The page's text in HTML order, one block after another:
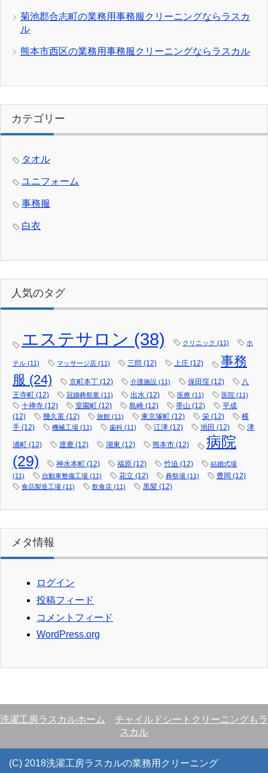
菊池郡合志町の業務用事務服クリーニングならラスカ
ル
熊本市西区の業務用事務服クリーニングならラスカル
カテゴリー
タオル
ユニフォーム
事務服
白衣
人気のタグ
エステサロン (38) クリニック (11) ホ
テル (11) マッサージ店 (11) 三郎 (12) 上庄 (12)
事務
服 (24) 京町本丁 (12) 介護施設 (11) 保田窪 (12)
八
王寺町 (12) 冠婚葬祭業 (11) 出水 (12) 医療 (11) 医院 (11)
十禅寺 (12) 室園町 (12) 島崎 (12) 帯山 (12)
平成
(12)
幾久富 (12) 旅館 (11) 東京塚町 (12) 栄 (12)
横
手 (12) 機械工場 (11) 歯科 (11) 江津 (12) 池田 (12) 津
浦町 (12) 渡鹿 (12) 湖東 (12) 熊本市 (12)
病院
(29)
神水本町 (12) 福原 (12) 竹迫 (12)
結婚式場
(11)
自動車整備工場 (11) 花立 (12) 葬祭場 (11) 豊岡 (12)
食品製造工場 (11) 飲食店 (11) 黒髪 (12)
メタ情報
ログイン
投稿フィード
コメントフィード
WordPress.org
洗濯工房ラスカルホーム
チャイルドシートクリーニングもラ
スカル
(C) 2018洗濯工房ラスカルの業務用クリーニング